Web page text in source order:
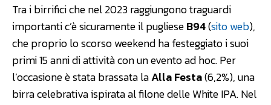
Tra i birrifici che nel 2023 raggiungono traguardi
importanti c’è sicuramente il puglieseB94(sito web),
che proprio lo scorso weekend ha festeggiato i suoi
primi 15 anni di attività con un evento ad hoc. Per
l’occasione è stata brassata laAlla Festa(6,2%), una
birra celebrativa ispirata al filone delle White IPA. Nel